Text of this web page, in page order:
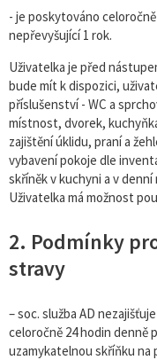
- je poskytováno
nepřevyšující 1 rok.
Uživatelka je před
bude mít k dispozici,
příslušenství - WC a
místnost, dvorek,
zajištění úklidu, praní a
vybavení pokoje dle
skříněk v kuchyni a v
Uživatelka má možnost
2. Podmínky
stravy
– soc. služba AD
celoročně 24 hodin denně
uzamykatelnou skříňku na